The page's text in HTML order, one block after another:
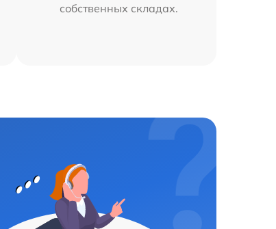
собственных складах.